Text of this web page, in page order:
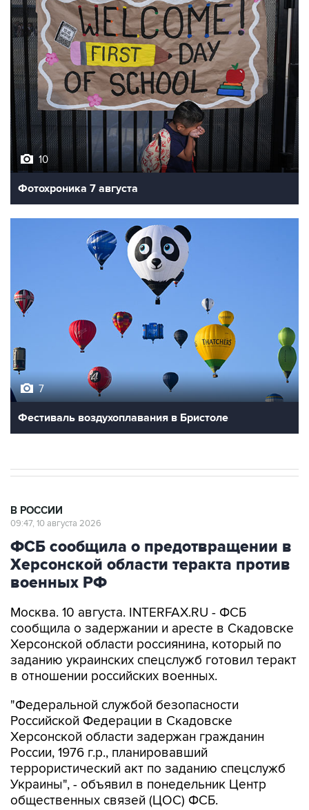
10
Фотохроника 7 августа
7
Фестиваль воздухоплавания в Бристоле
В РОССИИ
09:47, 10 августа 2026
ФСБ сообщила о предотвращении в
Херсонской области теракта против
военных РФ
Москва. 10 августа. INTERFAX.RU - ФСБ
сообщила о задержании и аресте в Скадовске
Херсонской области россиянина, который по
заданию украинских спецслужб готовил теракт
в отношении российских военных.
"Федеральной службой безопасности
Российской Федерации в Скадовске
Херсонской области задержан гражданин
России, 1976 г.р., планировавший
террористический акт по заданию спецслужб
Украины", - объявил в понедельник Центр
общественных связей (ЦОС) ФСБ.